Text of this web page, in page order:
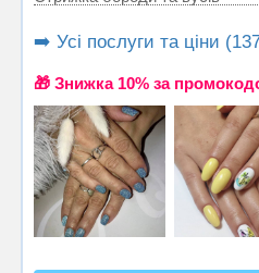
➡️ Усі послуги та ціни
🎁 Знижка 10% за